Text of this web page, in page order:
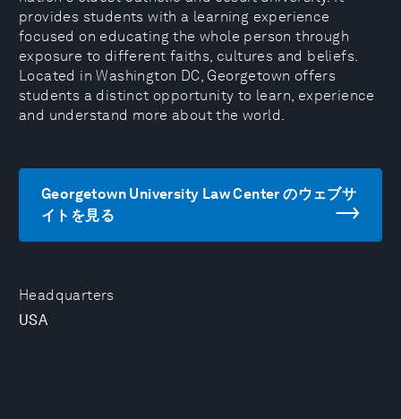
Headquarters
USA
provides students with a learning experience
focused on educating the whole person through
exposure to different faiths, cultures and beliefs.
Located in Washington DC, Georgetown offers
students a distinct opportunity to learn, experience
and understand more about the world.
Georgetown University Law Center のウェブサ
イトを見る